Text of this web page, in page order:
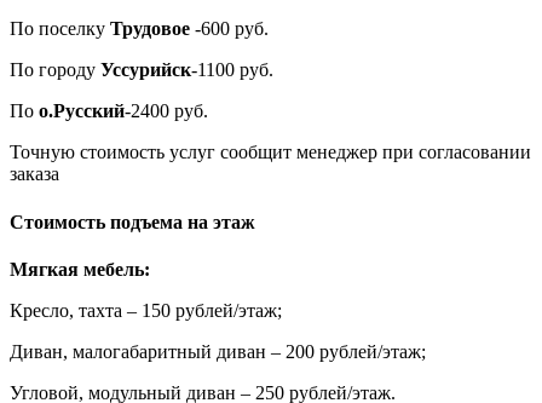
По поселку Трудовое -600 руб.
По городу Уссурийск-1100 руб.
По о.Русский-2400 руб.
Точную стоимость услуг сообщит менеджер при согласовании
заказа
Стоимость подъема на этаж
Мягкая мебель:
Кресло, тахта – 150 рублей/этаж;
Диван, малогабаритный диван – 200 рублей/этаж;
Угловой, модульный диван – 250 рублей/этаж.